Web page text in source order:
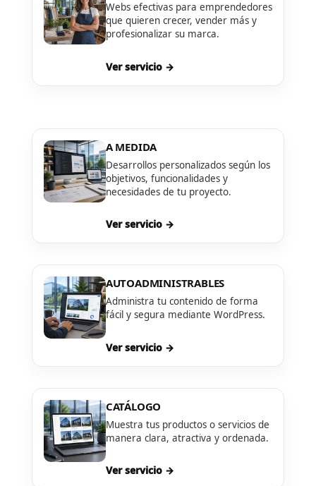
Webs efectivas para emprendedores
que quieren crecer, vender más y
profesionalizar su marca.
Ver servicio →
A MEDIDA
Desarrollos personalizados según los
objetivos, funcionalidades y
necesidades de tu proyecto.
Ver servicio →
AUTOADMINISTRABLES
Administra tu contenido de forma
fácil y segura mediante WordPress.
Ver servicio →
CATÁLOGO
Muestra tus productos o servicios de
manera clara, atractiva y ordenada.
Ver servicio →